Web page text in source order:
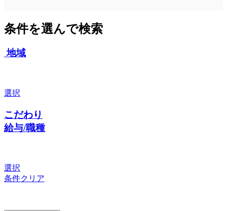
条件を選んで検索
地域
選択
こだわり
給与/職種
選択
条件クリア